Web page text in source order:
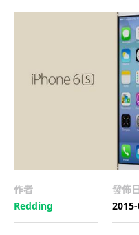
作者
Redding
發佈